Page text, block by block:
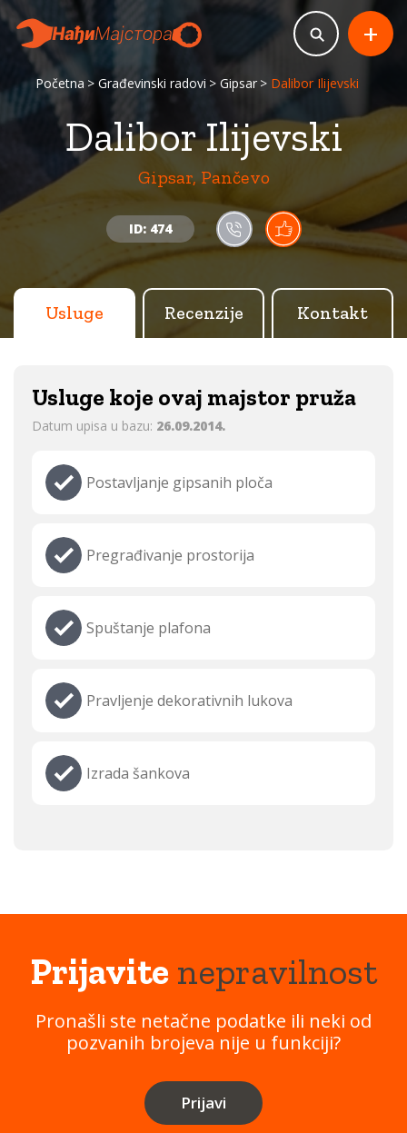
Početna Građevinski radovi Gipsar Dalibor Ilijevski
Dalibor Ilijevski
Gipsar, Pančevo
ID: 474
+
Usluge Recenzije Kontakt
Usluge koje ovaj majstor pruža
Datum upisa u bazu: 26.09.2014.
Postavljanje gipsanih ploča
Pregrađivanje prostorija
Spuštanje plafona
Pravljenje dekorativnih lukova
Izrada šankova
Prijavitenepravilnost
Pronašli ste netačne podatke ili neki od
pozvanih brojeva nije u funkciji?
Prijavi